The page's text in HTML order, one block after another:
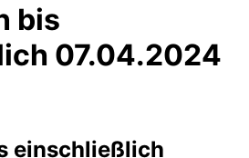
bis
07.04.2024
einschließlich